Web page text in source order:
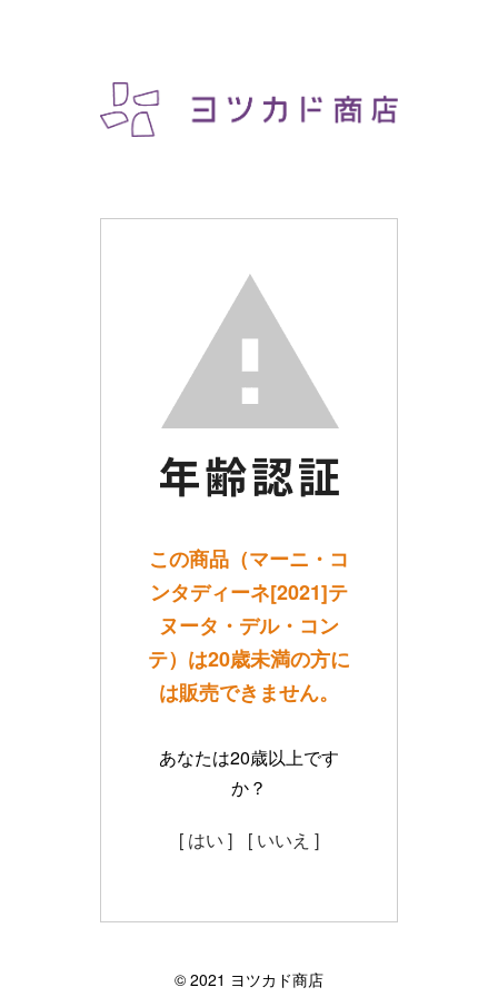
この商品（マーニ・コ
ンタディーネ[2021]テ
ヌータ・デル・コン
テ）は20歳未満の方に
は販売できません。
あなたは20歳以上です
か？
[ はい ] [ いいえ ]
©︎ 2021 ヨツカド商店